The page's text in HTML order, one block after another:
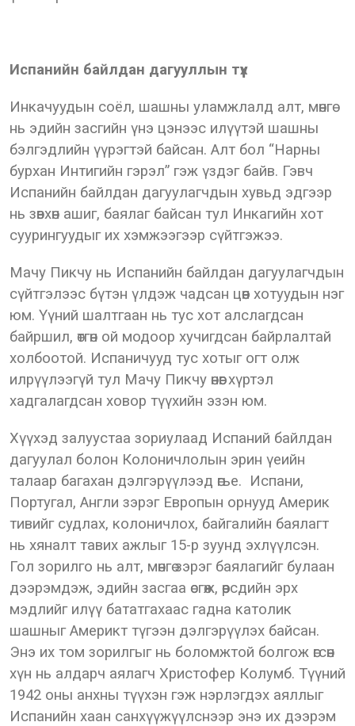
Испанийн байлдан дагууллын түүх
Инкачуудын соёл, шашны уламжлалд алт, мөнгө
нь эдийн засгийн үнэ цэнээс илүүтэй шашны
бэлгэдлийн үүрэгтэй байсан. Алт бол “Нарны
бурхан Интигийн гэрэл” гэж үздэг байв. Гэвч
Испанийн байлдан дагуулагчдын хувьд эдгээр
нь зөвхөн ашиг, баялаг байсан тул Инкагийн хот
суурингуудыг их хэмжээгээр сүйтгэжээ.
Мачу Пикчу нь Испанийн байлдан дагуулагчдын
сүйтгэлээс бүтэн үлдэж чадсан цөөн хотуудын нэг
юм. Үүний шалтгаан нь тус хот алслагдсан
байршил, өтгөн ой модоор хучигдсан байрлалтай
холбоотой. Испаничууд тус хотыг огт олж
илрүүлээгүй тул Мачу Пикчу өнөөг хүртэл
хадгалагдсан ховор түүхийн эзэн юм.
Хүүхэд залуустаа зориулаад Испаний байлдан
дагуулал болон Колоничлолын эрин үеийн
талаар багахан дэлгэрүүлээд өгье. Испани,
Португал, Англи зэрэг Европын орнууд Америк
тивийг судлах, колоничлох, байгалийн баялагт
нь хяналт тавих ажлыг 15-р зуунд эхлүүлсэн.
Гол зорилго нь алт, мөнгө зэрэг баялагийг булаан
дээрэмдэж, эдийн засгаа өсгөж, өөрсдийн эрх
мэдлийг илүү бататгахаас гадна католик
шашныг Америкт түгээн дэлгэрүүлэх байсан.
Энэ их том зорилгыг нь боломжтой болгож өгсөн
хүн нь алдарч аялагч Христофер Колумб. Түүний
1942 оны анхны түүхэн гэж нэрлэгдэх аяллыг
Испанийн хаан санхүүжүүлснээр энэ их дээрэм